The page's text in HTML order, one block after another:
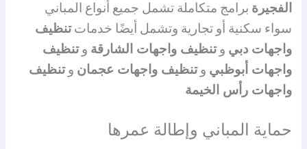
الفجيرة برامج متكاملة تشمل جميع أنواع المباني
سواء سكنية أو تجارية وتشمل أيضًا خدماتتنظيف
واجهات دبي وتنظيف واجهات الشارقة وتنظيف
واجهات أبوظبي وتنظيف واجهات عجمان وتنظيف
واجهات رأس الخيمة
حماية المباني وإطالة عمرها